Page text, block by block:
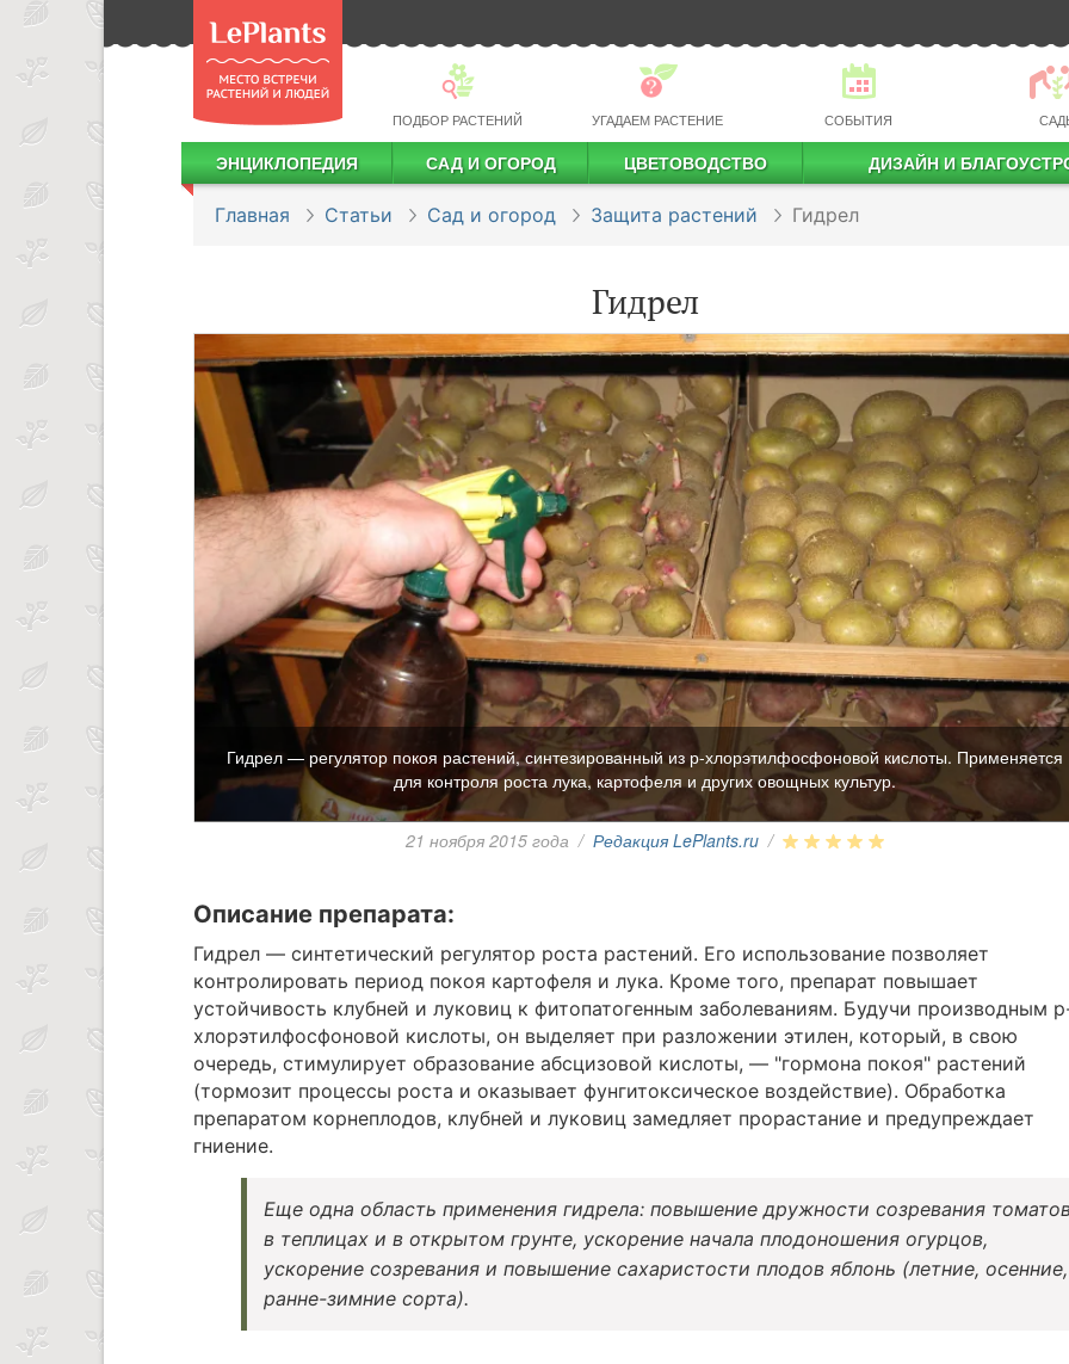
ПОДБОР РАСТЕНИЙ УГАДАЕМ РАСТЕНИЕ СОБЫТИЯ
ЭНЦИКЛОПЕДИЯ САД И ОГОРОД ЦВЕТОВОДСТВО ДИЗАЙН И
Главная Статьи Сад и огород Защита растений Гидрел
Гидрел
Гидрел — регулятор покоя растений, синтезированный из р-хлорэтилфосфоновой кислоты. Применяется
для контроля роста лука, картофеля и других овощных культур.
21 ноября 2015 года / Редакция LePlants.ru /
Описание препарата:
Гидрел — синтетический регулятор роста растений. Его использование позволяет
контролировать период покоя картофеля и лука. Кроме того, препарат повышает
устойчивость клубней и луковиц к фитопатогенным заболеваниям. Будучи производным
хлорэтилфосфоновой кислоты, он выделяет при разложении этилен, который, в свою
очередь, стимулирует образование абсцизовой кислоты, — "гормона покоя" растений
(тормозит процессы роста и оказывает фунгитоксическое воздействие). Обработка
препаратом корнеплодов, клубней и луковиц замедляет прорастание и предупреждает
гниение.
Еще одна область применения гидрела: повышение дружности созревания
в теплицах и в открытом грунте, ускорение начала плодоношения огурцов,
ускорение созревания и повышение сахаристости плодов яблонь (летние, осенние,
ранне-зимние сорта).